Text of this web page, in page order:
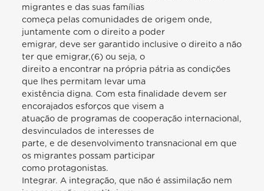
migrantes e das suas famílias
começa pelas comunidades de origem onde,
juntamente com o direito a poder
emigrar, deve ser garantido inclusive o direito a não
ter que emigrar,(6) ou seja, o
direito a encontrar na própria pátria as condições
que lhes permitam levar uma
existência digna. Com esta finalidade devem ser
encorajados esforços que visem a
atuação de programas de cooperação internacional,
desvinculados de interesses de
parte, e de desenvolvimento transnacional em que
os migrantes possam participar
como protagonistas.
Integrar. A integração, que não é assimilação nem